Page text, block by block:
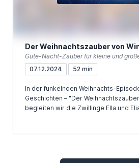
Der Weihnachtszauber von
Gute-Nacht-Zauber für kleine und
07.12.2024
52 min
In der funkelnden Weihnachts-
Geschichten – "Der
begleiten wir die Zwillinge Ella und